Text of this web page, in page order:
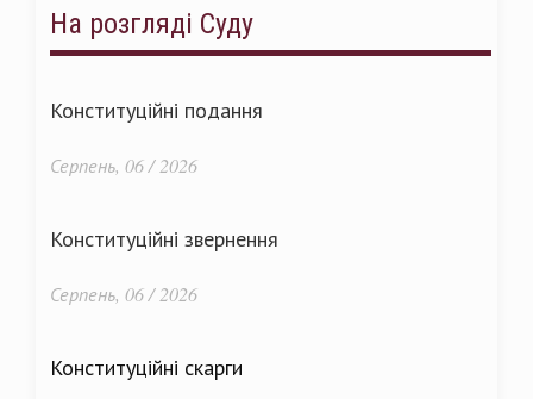
На розгляді Суду
Конституційні подання
Серпень, 06 / 2026
Конституційні звернення
Серпень, 06 / 2026
Конституційні скарги